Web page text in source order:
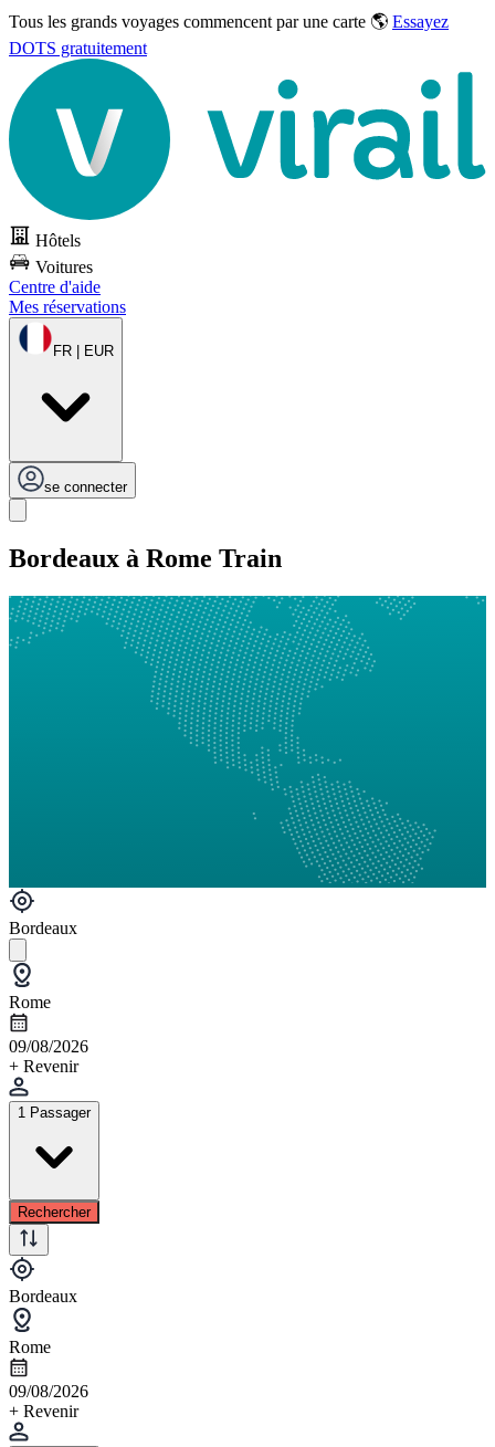
Tous les grands voyages commencent par une carte 🌎 Essayez
DOTS gratuitement
Hôtels
Voitures
Centre d'aide
Mes réservations
FR | EUR
se connecter
Bordeaux à Rome Train
Bordeaux
Rome
09/08/2026
+ Revenir
1 Passager
Rechercher
Bordeaux
Rome
09/08/2026
+ Revenir